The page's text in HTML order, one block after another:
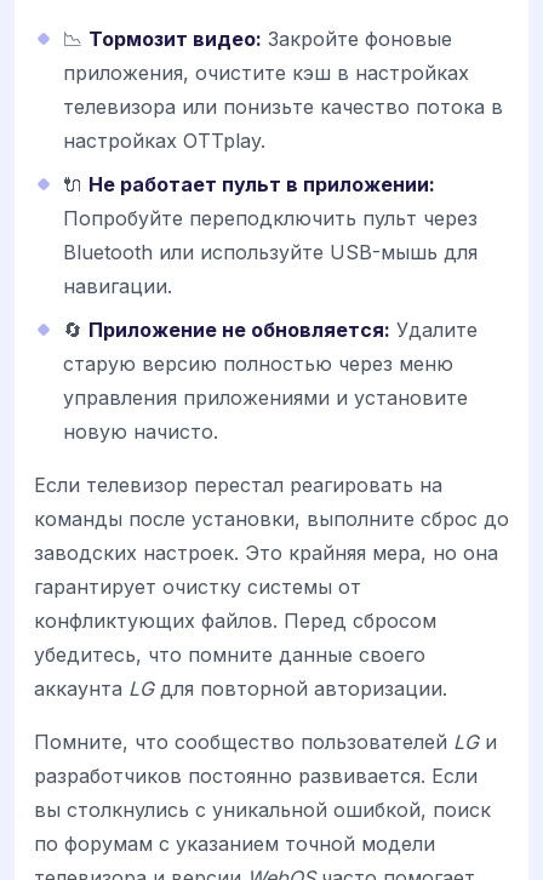
📉 Тормозит видео: Закройте фоновые
приложения, очистите кэш в настройках
телевизора или понизьте качество потока в
настройках OTTplay.
🔌 Не работает пульт в приложении:
Попробуйте переподключить пульт через
Bluetooth или используйте USB-мышь для
навигации.
🔄 Приложение не обновляется: Удалите
старую версию полностью через меню
управления приложениями и установите
новую начисто.
Если телевизор перестал реагировать на
команды после установки, выполните сброс до
заводских настроек. Это крайняя мера, но она
гарантирует очистку системы от
конфликтующих файлов. Перед сбросом
убедитесь, что помните данные своего
аккаунта LGдля повторной авторизации.
Помните, что сообщество пользователей LGи
разработчиков постоянно развивается. Если
вы столкнулись с уникальной ошибкой, поиск
по форумам с указанием точной модели